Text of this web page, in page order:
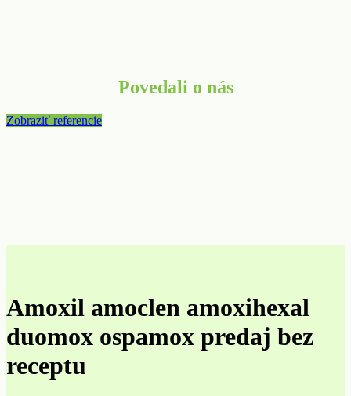
Povedali o nás
Zobraziť referencie
Amoxil amoclen amoxihexal
duomox ospamox predaj bez
receptu